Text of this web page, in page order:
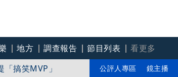
地方 調查報告 節目列表
看更多
搞笑MVP」
公評人專區 鏡主播